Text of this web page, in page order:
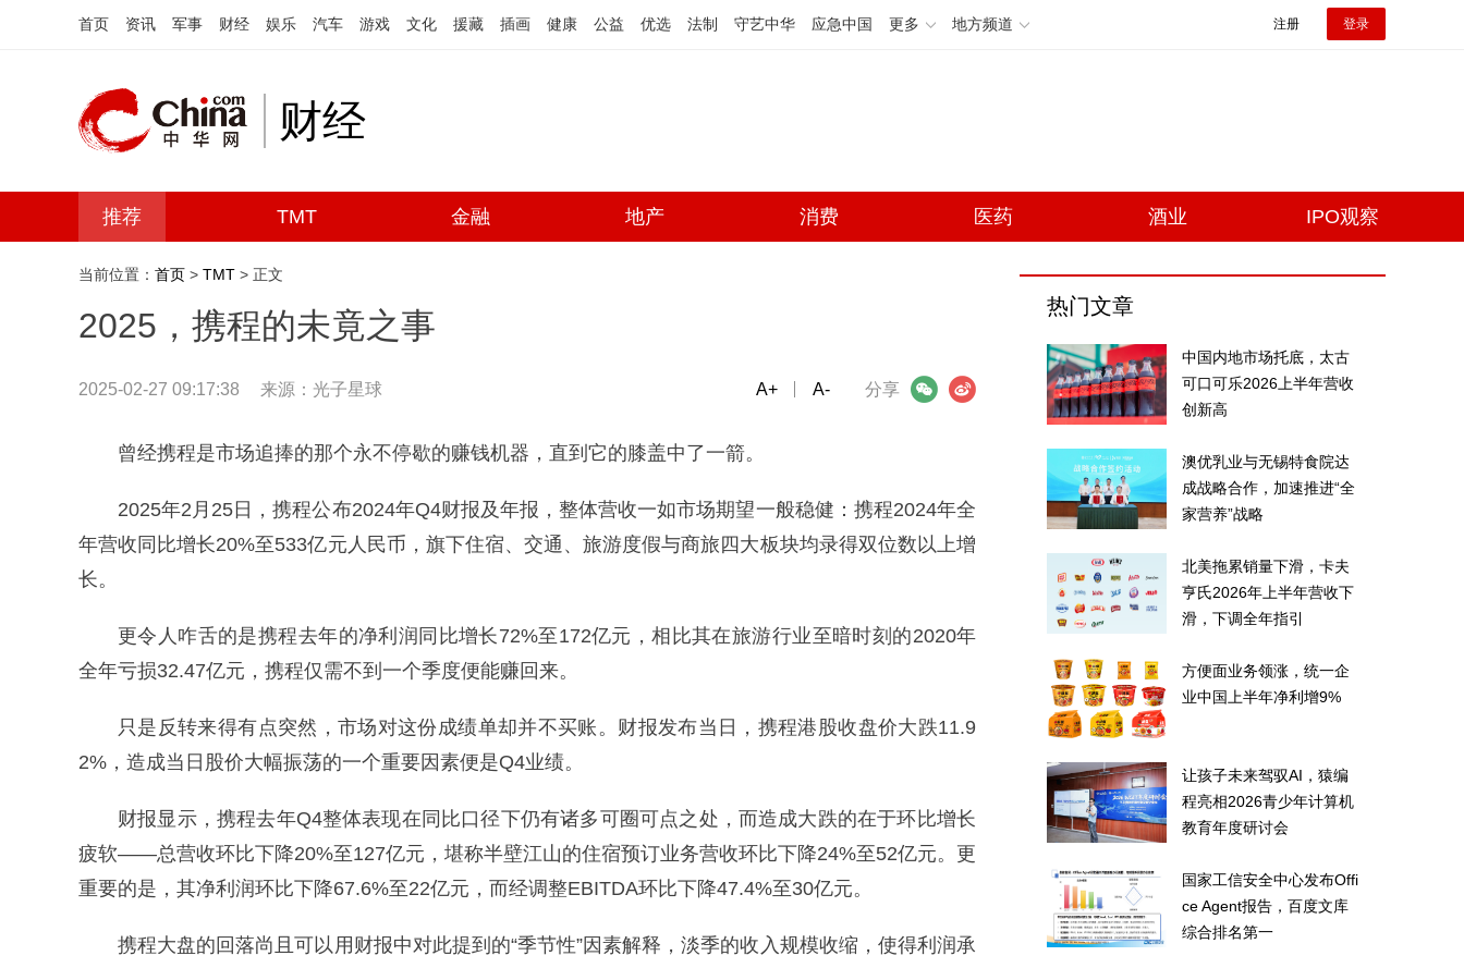
首页 资讯 军事 财经 娱乐 汽车 游戏 文化 援藏 插画 健康 公益 优选 法制 守艺中华 应急中国 更多 地方频道 注册 登录
财经
推荐 TMT 金融 地产 消费 医药 酒业 IPO观察
当前位置： 首页 > TMT > 正文
2025，携程的未竟之事
2025-02-27 09:17:38 来源：光子星球 分享
微信 微博
A+ A-
曾经携程是市场追捧的那个永不停歇的赚钱机器，直到它的膝盖中了一箭。
2025年2月25日，携程公布2024年Q4财报及年报，整体营收一如市场期望一般稳健：携程2024年全
年营收同比增长20%至533亿元人民币，旗下住宿、交通、旅游度假与商旅四大板块均录得双位数以上增
长。
更令人咋舌的是携程去年的净利润同比增长72%至172亿元，相比其在旅游行业至暗时刻的2020年
全年亏损32.47亿元，携程仅需不到一个季度便能赚回来。
只是反转来得有点突然，市场对这份成绩单却并不买账。财报发布当日，携程港股收盘价大跌11.9
2%，造成当日股价大幅振荡的一个重要因素便是Q4业绩。
财报显示，携程去年Q4整体表现在同比口径下仍有诸多可圈可点之处，而造成大跌的在于环比增长
疲软——总营收环比下降20%至127亿元，堪称半壁江山的住宿预订业务营收环比下降24%至52亿元。更
重要的是，其净利润环比下降67.6%至22亿元，而经调整EBITDA环比下降47.4%至30亿元。
携程大盘的回落尚且可以用财报中对此提到的“季节性”因素解释，淡季的收入规模收缩，使得利润承
热门文章
中国内地市场托底，太古
可口可乐2026上半年营收
创新高
澳优乳业与无锡特食院达
成战略合作，加速推进“全
家营养”战略
北美拖累销量下滑，卡夫
亨氏2026年上半年营收下
滑，下调全年指引
方便面业务领涨，统一企
业中国上半年净利增9%
让孩子未来驾驭AI，猿编
程亮相2026青少年计算机
教育年度研讨会
国家工信安全中心发布Offi
ce Agent报告，百度文库
综合排名第一